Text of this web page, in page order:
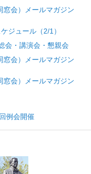
窓会）メールマガジン
ジュール（2/1）
会・講演会・懇親会
窓会）メールマガジン
窓会）メールマガジン
例会開催